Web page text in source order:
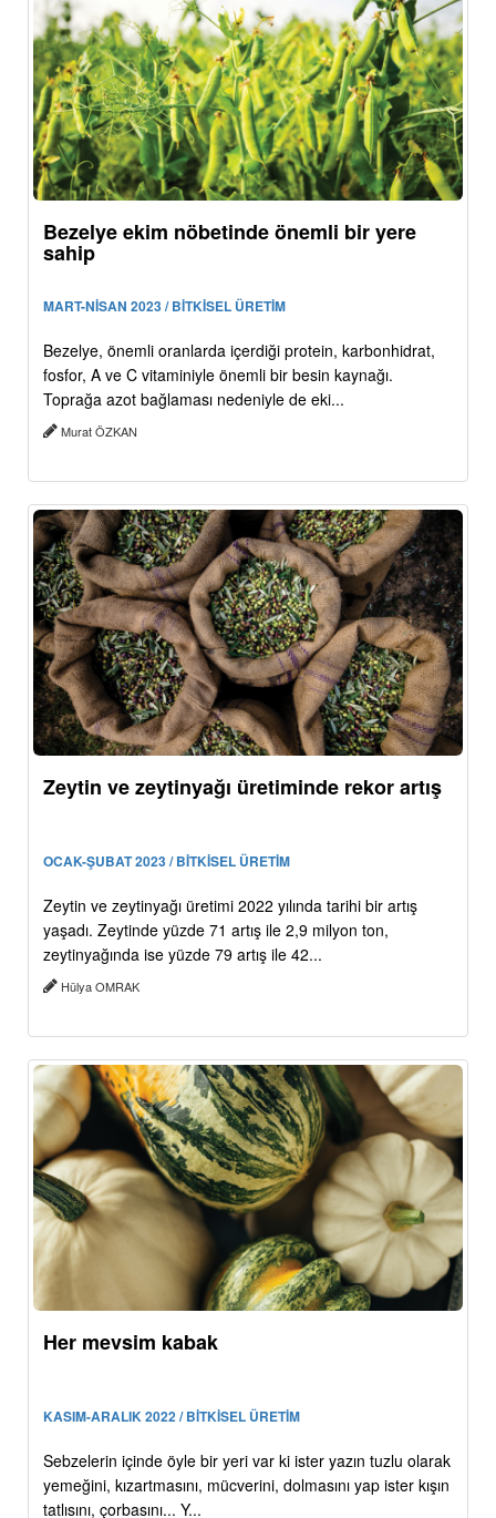
Bezelye ekim nöbetinde önemli bir yere
sahip
MART-NİSAN 2023 / BİTKİSEL ÜRETİM
Bezelye, önemli oranlarda içerdiği protein, karbonhidrat,
fosfor, A ve C vitaminiyle önemli bir besin kaynağı.
Toprağa azot bağlaması nedeniyle de eki...
Murat ÖZKAN
Zeytin ve zeytinyağı üretiminde rekor artış
OCAK-ŞUBAT 2023 / BİTKİSEL ÜRETİM
Zeytin ve zeytinyağı üretimi 2022 yılında tarihi bir artış
yaşadı. Zeytinde yüzde 71 artış ile 2,9 milyon ton,
zeytinyağında ise yüzde 79 artış ile 42...
Hülya OMRAK
Her mevsim kabak
KASIM-ARALIK 2022 / BİTKİSEL ÜRETİM
Sebzelerin içinde öyle bir yeri var ki ister yazın tuzlu olarak
yemeğini, kızartmasını, mücverini, dolmasını yap ister kışın
tatlısını, çorbasını... Y...